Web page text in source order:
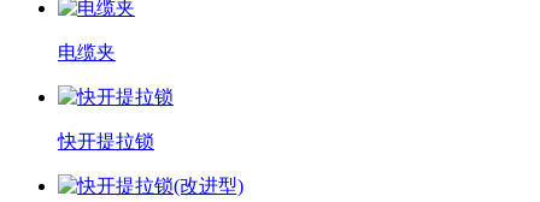
电缆夹
快开提拉锁